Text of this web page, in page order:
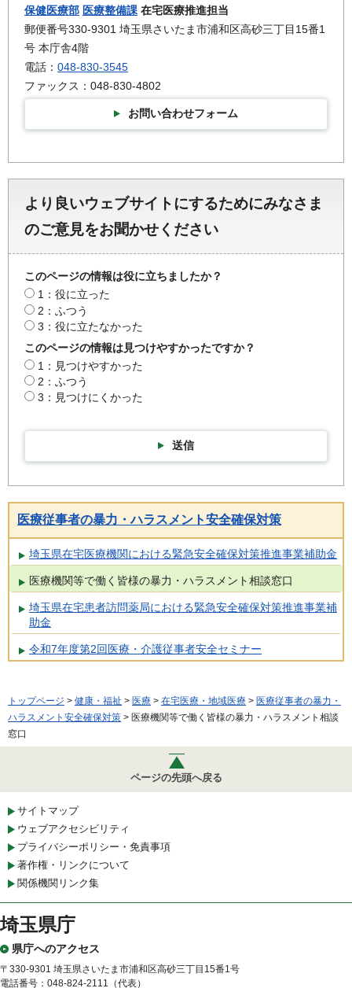
保健医療部 医療整備課 在宅医療推進担当
郵便番号330-9301 埼玉県さいたま市浦和区高砂三丁目15番1
号 本庁舎4階
電話： 048-830-3545
ファックス：048-830-4802
お問い合わせフォーム
より良いウェブサイトにするためにみなさま
のご意見をお聞かせください
このページの情報は役に立ちましたか？
1：役に立った
2：ふつう
3：役に立たなかった
このページの情報は見つけやすかったですか？
1：見つけやすかった
2：ふつう
3：見つけにくかった
送信
医療従事者の暴力・ハラスメント安全確保対策
埼玉県在宅医療機関における緊急安全確保対策推進事業補助金
医療機関等で働く皆様の暴力・ハラスメント相談窓口
埼玉県在宅患者訪問薬局における緊急安全確保対策推進事業補
助金
令和7年度第2回医療・介護従事者安全セミナー
トップページ > 健康・福祉 > 医療 > 在宅医療・地域医療 > 医療従事者の暴力・
ハラスメント安全確保対策 > 医療機関等で働く皆様の暴力・ハラスメント相談
窓口
ページの先頭へ戻る
サイトマップ
ウェブアクセシビリティ
プライバシーポリシー・免責事項
著作権・リンクについて
関係機関リンク集
埼玉県庁
県庁へのアクセス
〒330-9301 埼玉県さいたま市浦和区高砂三丁目15番1号
電話番号：048-824-2111（代表）